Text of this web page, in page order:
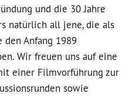
und die 30 Jahre
natürlich all jene, die als
den Anfang 1989
Wir freuen uns auf eine
einer Filmvorführung zur
sowie